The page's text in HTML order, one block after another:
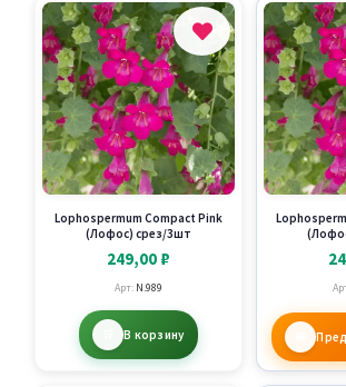
Lophospermum Compact Pink
(Лофос) срез/3шт
249,00 ₽
Арт: N.989
В корзину